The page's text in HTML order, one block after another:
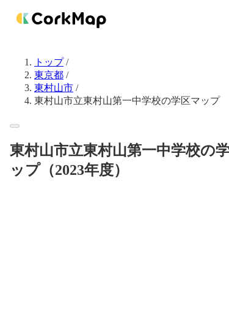
トップ/
東京都 /
東村山市 /
東村山市立東村山第一中学校の学区マップ
東村山市立東村山第一中学校の
ップ（2023年度）